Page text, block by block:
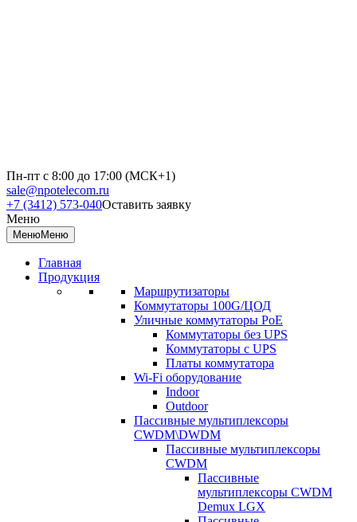
Пн-пт с 8:00 до 17:00 (МСК+1)
sale@npotelecom.ru
+7 (3412) 573-040Оставить заявку
Меню
МенюМеню
Главная
Продукция
Маршрутизаторы
Коммутаторы 100G/ЦОД
Уличные коммутаторы PoE
Коммутаторы без UPS
Коммутаторы с UPS
Платы коммутатора
Wi-Fi оборудование
Indoor
Outdoor
Пассивные мультиплексоры
CWDM\DWDM
Пассивные мультиплексоры
CWDM
Пассивные
мультиплексоры CWDM
Demux LGX